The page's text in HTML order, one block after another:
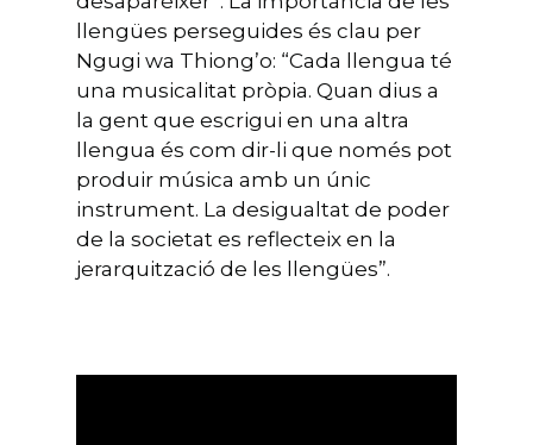
llengües perseguides és clau per
Ngugi wa Thiong’o: “Cada llengua té
una musicalitat pròpia. Quan dius a
la gent que escrigui en una altra
llengua és com dir-li que només pot
produir música amb un únic
instrument. La desigualtat de poder
de la societat es reflecteix en la
jerarquització de les llengües”.